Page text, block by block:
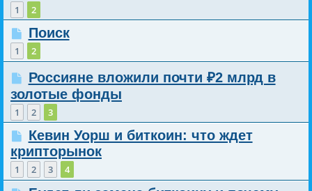
1 2
Поиск
1 2
Россияне вложили почти ₽2 млрд в
золотые фонды
1 2 3
Кевин Уорш и биткоин: что ждет
крипторынок
1 2 3 4